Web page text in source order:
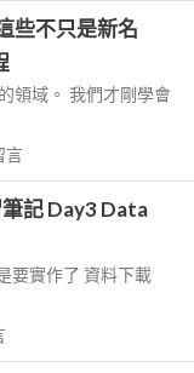
些不只是新名
領域。 我們才剛學會
言
記 Day3 Data
要實作了 資料下載